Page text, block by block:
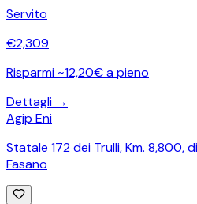
Servito
€2,309
Risparmi ~12,20€ a pieno
Dettagli →
Agip Eni
Statale 172 dei Trulli, Km. 8,800,
Fasano